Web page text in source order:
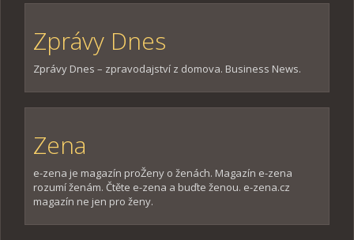
Zprávy Dnes
Zprávy Dnes – zpravodajství z domova. Business News.
Zena
e-zena je magazín proŽeny o ženách. Magazín e-zena
rozumí ženám. Čtěte e-zena a buďte ženou. e-zena.cz
magazín ne jen pro ženy.